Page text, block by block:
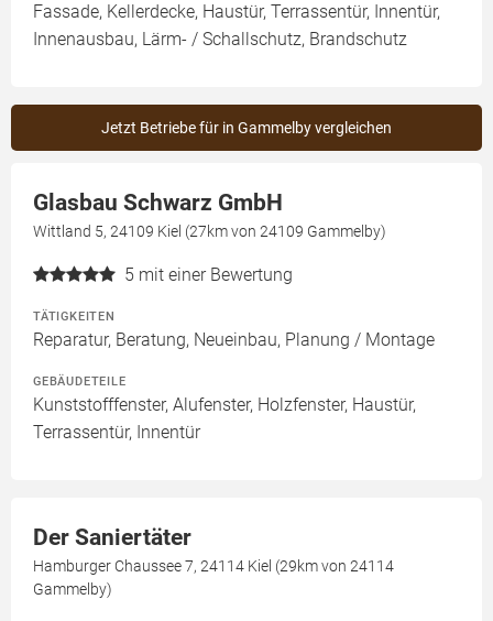
Fassade, Kellerdecke, Haustür, Terrassentür, Innentür,
Innenausbau, Lärm- / Schallschutz, Brandschutz
Jetzt Betriebe für in Gammelby vergleichen
Glasbau Schwarz GmbH
Wittland 5, 24109 Kiel (27km von 24109 Gammelby)
5 mit einer Bewertung
TÄTIGKEITEN
Reparatur, Beratung, Neueinbau, Planung / Montage
GEBÄUDETEILE
Kunststofffenster, Alufenster, Holzfenster, Haustür,
Terrassentür, Innentür
Der Saniertäter
Hamburger Chaussee 7, 24114 Kiel (29km von 24114
Gammelby)